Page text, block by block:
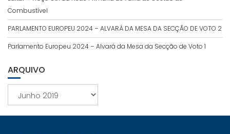
Combustível
PARLAMENTO EUROPEU 2024 – ALVARÁ DA MESA DA SECÇÃO DE VOTO 2
Parlamento Europeu 2024 – Alvará da Mesa da Secção de Voto 1
ARQUIVO